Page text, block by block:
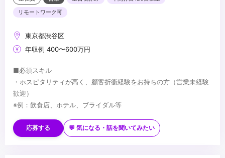
リモートワーク可
東京都渋谷区
年収例 400〜600万円
■必須スキル
・ホスピタリティが高く、顧客折衝経験をお持ちの方（営業未経験
歓迎）
※例：飲食店、ホテル、ブライダル等
・映像制作業界出身の方
・映像制作における、プロジェクトマネジメント/ディレクション経
応募する 💬 気になる・話を聞いてみたい